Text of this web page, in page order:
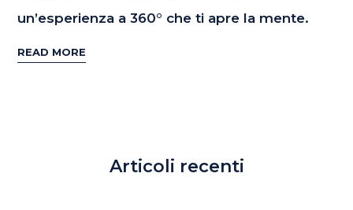
un’esperienza a 360° che ti apre la mente.
READ MORE
Articoli recenti